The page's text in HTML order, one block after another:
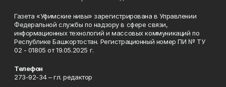
Газета «Уфимские нивы» зарегистрирована в Управлении
Федеральной службы по надзору в сфере связи,
информационных технологий и массовых коммуникаций по
Республике Башкортостан. Регистрационный номер ПИ № ТУ
02 - 01805 от 19.05.2025 г.
Телефон
273-92-34 – гл. редактор